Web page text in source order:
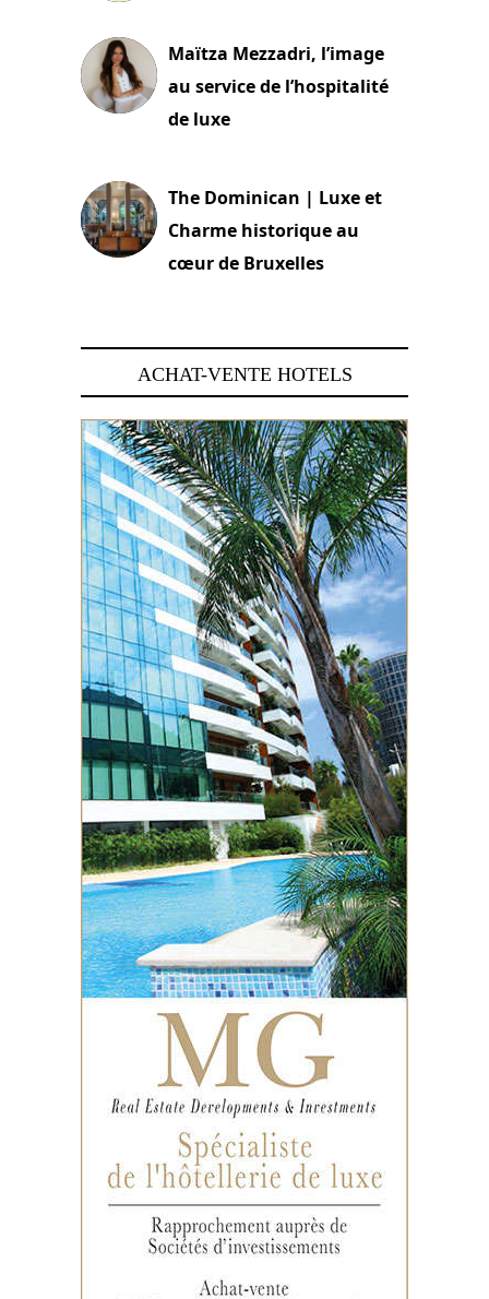
Maïtza Mezzadri, l’image
au service de l’hospitalité
de luxe
The Dominican | Luxe et
Charme historique au
cœur de Bruxelles
ACHAT-VENTE HOTELS